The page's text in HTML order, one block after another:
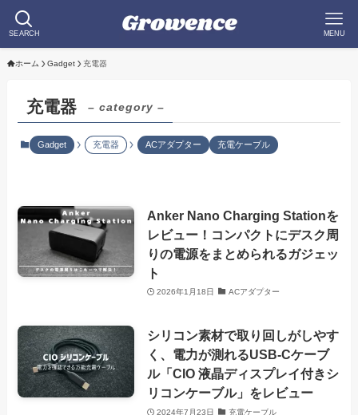
SEARCH MENU
ホーム Gadget 充電器
充電器 – category –
Gadget 充電器 ACアダプター 充電ケーブル
Anker Nano Charging Stationを
レビュー！コンパクトにデスク周
りの電源をまとめられるガジェッ
ト
2026年1月18日 ACアダプター
シリコン素材で取り回しがしやす
く、電力が測れるUSB-Cケーブ
ル「CIO 液晶ディスプレイ付きシ
リコンケーブル」をレビュー
2024年7月23日 充電ケーブル